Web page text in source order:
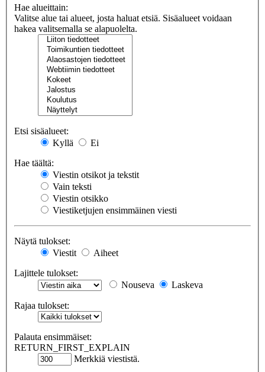
Hae alueittain:
Valitse alue tai alueet, josta haluat etsiä. Sisäalueet voidaan
hakea valitsemalla se alapuolelta.
Etsi sisäalueet:
Kyllä
Ei
Hae täältä:
Viestin otsikot ja tekstit
Vain teksti
Viestin otsikko
Viestiketjujen ensimmäinen viesti
Näytä tulokset:
Viestit
Aiheet
Lajittele tulokset:
Nouseva
Laskeva
Rajaa tulokset:
Palauta ensimmäiset:
RETURN_FIRST_EXPLAIN
Merkkiä viestistä.